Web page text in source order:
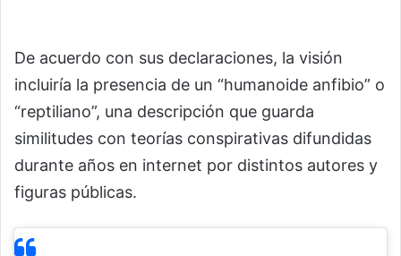
De acuerdo con sus declaraciones, la visión
incluiría la presencia de un “humanoide anfibio” o
“reptiliano”, una descripción que guarda
similitudes con teorías conspirativas difundidas
durante años en internet por distintos autores y
figuras públicas.